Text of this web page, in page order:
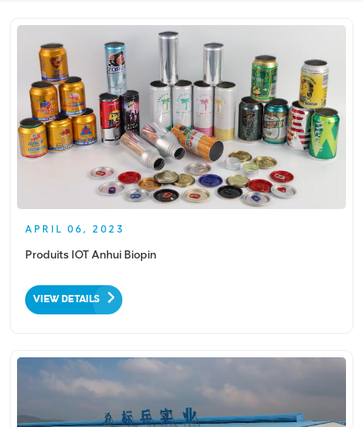
APRIL 06, 2023
Produits IOT Anhui Biopin
VIEW DETAILS